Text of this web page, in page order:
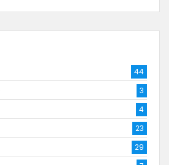
44
3
4
23
29